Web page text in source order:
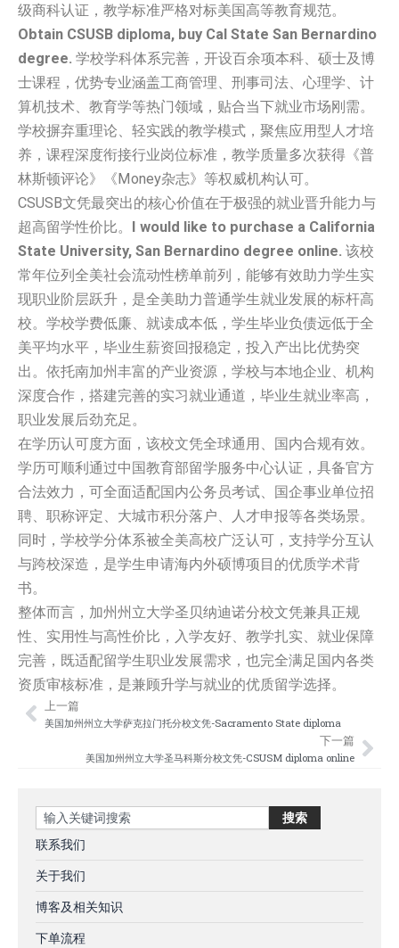
级商科认证，教学标准严格对标美国高等教育规范。
Obtain CSUSB diploma, buy Cal State San Bernardino
degree. 学校学科体系完善，开设百余项本科、硕士及博
士课程，优势专业涵盖工商管理、刑事司法、心理学、计
算机技术、教育学等热门领域，贴合当下就业市场刚需。
学校摒弃重理论、轻实践的教学模式，聚焦应用型人才培
养，课程深度衔接行业岗位标准，教学质量多次获得《普
林斯顿评论》《Money杂志》等权威机构认可。
CSUSB文凭最突出的核心价值在于极强的就业晋升能力与
超高留学性价比。 I would like to purchase a California
State University, San Bernardino degree online. 该校
常年位列全美社会流动性榜单前列，能够有效助力学生实
现职业阶层跃升，是全美助力普通学生就业发展的标杆高
校。学校学费低廉、就读成本低，学生毕业负债远低于全
美平均水平，毕业生薪资回报稳定，投入产出比优势突
出。依托南加州丰富的产业资源，学校与本地企业、机构
深度合作，搭建完善的实习就业通道，毕业生就业率高，
职业发展后劲充足。
在学历认可度方面，该校文凭全球通用、国内合规有效。
学历可顺利通过中国教育部留学服务中心认证，具备官方
合法效力，可全面适配国内公务员考试、国企事业单位招
聘、职称评定、大城市积分落户、人才申报等各类场景。
同时，学校学分体系被全美高校广泛认可，支持学分互认
与跨校深造，是学生申请海内外硕博项目的优质学术背
书。
整体而言，加州州立大学圣贝纳迪诺分校文凭兼具正规
性、实用性与高性价比，入学友好、教学扎实、就业保障
完善，既适配留学生职业发展需求，也完全满足国内各类
资质审核标准，是兼顾升学与就业的优质留学选择。
Prev
上一篇
美国加州州立大学萨克拉门托分校文凭-Sacramento State diploma
下一篇
美国加州州立大学圣马科斯分校文凭-CSUSM diploma online
Search 搜索
联系我们
关于我们
博客及相关知识
下单流程